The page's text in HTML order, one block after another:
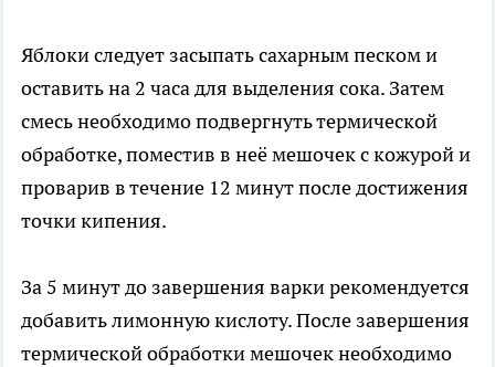
Яблоки следует засыпать сахарным песком и
оставить на 2 часа для выделения сока. Затем
смесь необходимо подвергнуть термической
обработке, поместив в неё мешочек с кожурой и
проварив в течение 12 минут после достижения
точки кипения.
За 5 минут до завершения варки рекомендуется
добавить лимонную кислоту. После завершения
термической обработки мешочек необходимо